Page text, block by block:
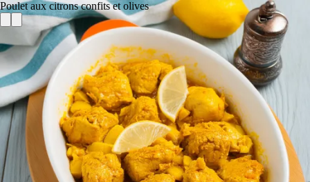
Poulet aux citrons confits et olives